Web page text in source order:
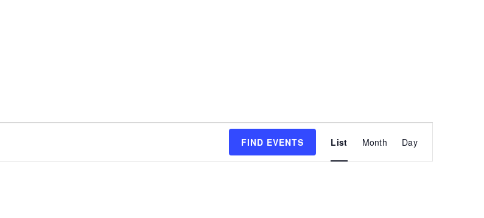
FIND EVENTS
Event
Views
List Month Day